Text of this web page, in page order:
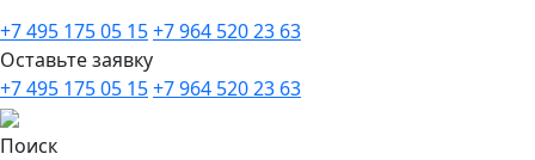
+7 495 175 05 15+7 964 520 23 63
Оставьте заявку
+7 495 175 05 15+7 964 520 23 63
Поиск